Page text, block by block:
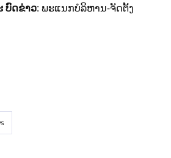
ບົດຂ່າວ: ພະແນກບໍລິຫານ-ຈັດຕັ້ງ